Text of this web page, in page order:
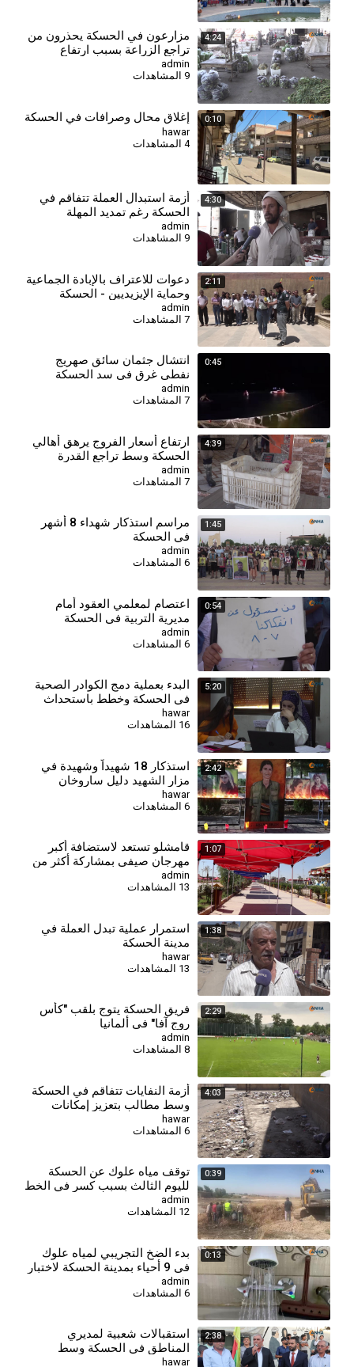
4:24
⁣مزارعون في الحسكة يحذرون من
تراجع الزراعة بسبب ارتفاع
التكاليف وأزمة العملة
admin
9 المشاهدات
0:10 إغلاق محال وصرافات في الحسكة
hawar
4 المشاهدات
4:30
⁣أزمة استبدال العملة تتفاقم في
الحسكة رغم تمديد المهلة
admin
9 المشاهدات
2:11
دعوات للاعتراف بالإبادة الجماعية
وحماية الإيزيديين - الحسكة
admin
7 المشاهدات
0:45
انتشال جثمان سائق صهريج
نفطي غرق في سد الحسكة
الجنوبي
admin
7 المشاهدات
4:39
⁣ارتفاع أسعار الفروج يرهق أهالي
الحسكة وسط تراجع القدرة
الشرائية
admin
7 المشاهدات
1:45
⁣مراسم استذكار شهداء 8 أشهر
في الحسكة
admin
6 المشاهدات
0:54
اعتصام لمعلمي العقود أمام
مديرية التربية في الحسكة
للمطالبة بالتثبيت وصرف
مستحقاتهم
admin
6 المشاهدات
5:20
البدء بعملية دمج الكوادر الصحية
في الحسكة وخطط باستحداث
مراكز جديدة
hawar
16 المشاهدات
2:42
استذكار 18 شهيداً وشهيدة في
مزار الشهيد دليل ساروخان
بقامشلو
hawar
6 المشاهدات
1:07
⁣قامشلو تستعد لاستضافة أكبر
مهرجان صيفي بمشاركة أكثر من
230 شركة
admin
13 المشاهدات
1:38
استمرار عملية تبدل العملة في
مدينة الحسكة
hawar
13 المشاهدات
2:29
فريق الحسكة يتوج بلقب "كأس
روج آفا" في ألمانيا
admin
4:03
أزمة النفايات تتفاقم في الحسكة
وسط مطالب بتعزيز إمكانات
قطاع النظافة
hawar
6 المشاهدات
0:39
توقف مياه علوك عن الحسكة
لليوم الثالث بسبب كسر في الخط
الرئيس
admin
12 المشاهدات
0:13
بدء الضخ التجريبي لمياه علوك
في 9 أحياء بمدينة الحسكة لاختبار
الشبكة
admin
2:38
استقبالات شعبية لمديري
المناطق في الحسكة وسط
تأكيدات على خدمة المواطنين
hawar